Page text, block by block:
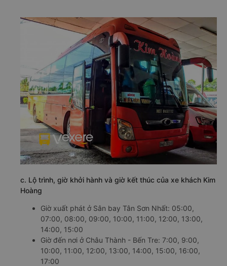
c. Lộ trình, giờ khởi hành và giờ kết thúc của xe khách Kim
Hoàng
Giờ xuất phát ở Sân bay Tân Sơn Nhất: 05:00,
07:00, 08:00, 09:00, 10:00, 11:00, 12:00, 13:00,
14:00, 15:00
Giờ đến nơi ở Châu Thành - Bến Tre: 7:00, 9:00,
10:00, 11:00, 12:00, 13:00, 14:00, 15:00, 16:00,
17:00